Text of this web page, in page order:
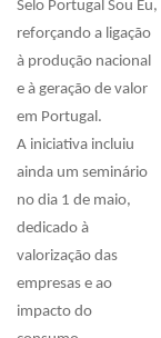
Selo Portugal Sou Eu,
reforçando a ligação
à produção nacional
e à geração de valor
em Portugal.
A iniciativa incluiu
ainda um seminário
no dia 1 de maio,
dedicado à
valorização das
empresas e ao
impacto do